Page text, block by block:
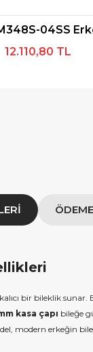
12.110,80 TL
bir bileklik sunar.
kasa çapı bileğe
modern erkeğin
Çeki